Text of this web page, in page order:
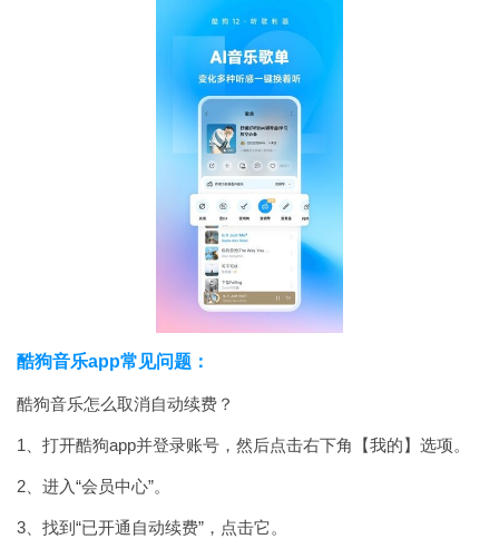
酷狗音乐app常见问题：
酷狗音乐怎么取消自动续费？
1、打开酷狗app并登录账号，然后点击右下角【我的】选项。
2、进入“会员中心”。
3、找到“已开通自动续费”，点击它。